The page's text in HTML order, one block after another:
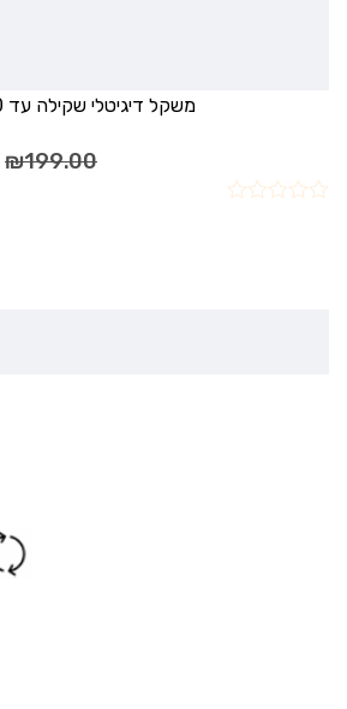
משקל דיגיטלי שקילה עד 500 גרם ודיוק 0.1 גרם
₪199.00